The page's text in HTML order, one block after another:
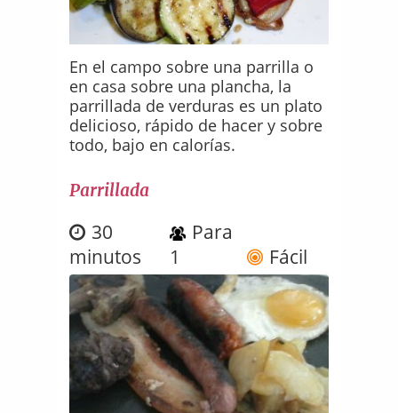
En el campo sobre una parrilla o
en casa sobre una plancha, la
parrillada de verduras es un plato
delicioso, rápido de hacer y sobre
todo, bajo en calorías.
Parrillada
30
minutos
Para
1
Fácil